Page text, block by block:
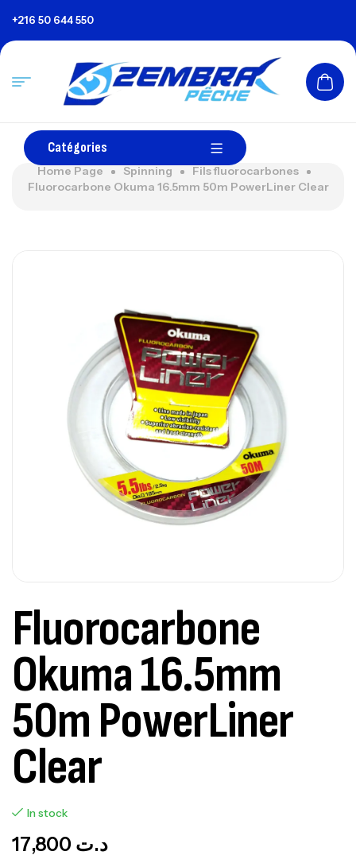
+216 50 644 550
Catégories
Home Page Spinning
Fils fluorocarbones
Fluorocarbone Okuma 16.5mm 50m PowerLiner Clear
Fluorocarbone
Okuma 16.5mm
50m PowerLiner
Clear
In stock
د.ت